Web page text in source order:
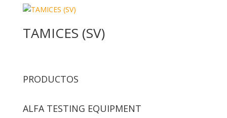
TAMICES (SV)
PRODUCTOS
ALFA TESTING EQUIPMENT